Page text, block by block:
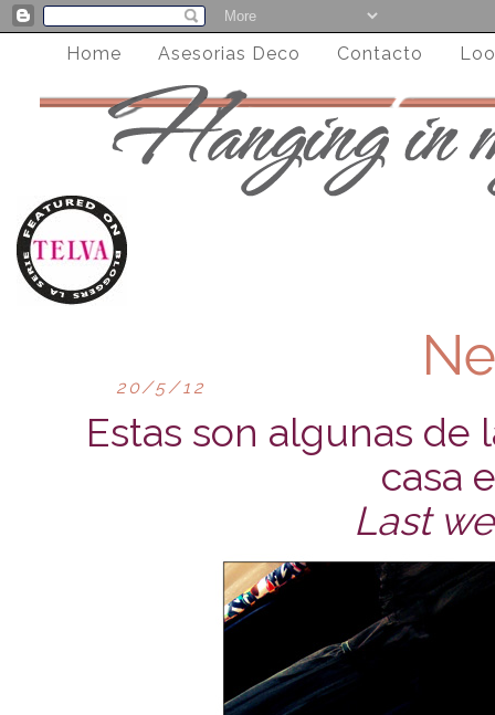
Home Asesorias Deco Contacto
20/5/12
Estas son algunas de
casa
Last